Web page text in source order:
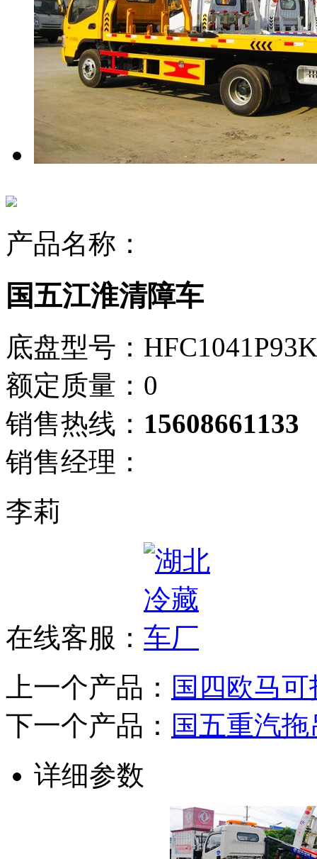
产品名称：
国五江淮清障车
底盘型号：
额定质量：0
销售热线： 15608661133
销售经理：
李莉
在线客服：
上一个产品： 国四欧马
下一个产品： 国五重汽
详细参数